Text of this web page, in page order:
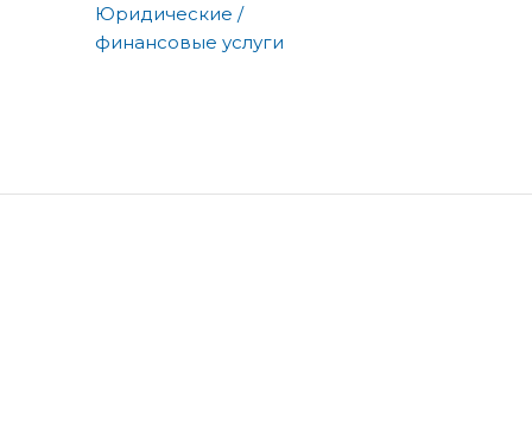
Юридические /
финансовые услуги